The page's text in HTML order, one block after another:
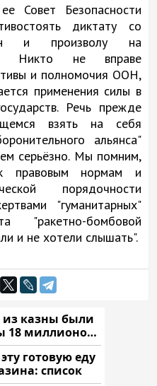
Совет Безопасности
диктату со
и произволу на
Никто не вправе
и полномочия ООН,
применения силы в
Речь прежде
взять на себя
альянса"
серьёзно. Мы помним,
правовым нормам и
порядочности
"гуманитарных"
"ракетно-бомбовой
и не хотели слышать".
из казны были
18 миллионов
готовую еду
список